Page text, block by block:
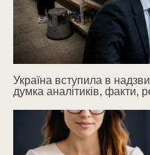
Україна вступила в
думка аналітиків, факти,